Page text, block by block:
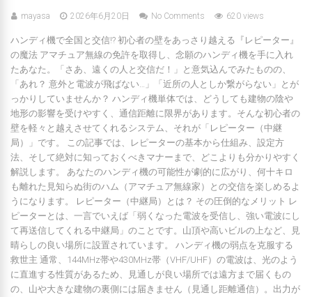
mayasa 2026年6月20日 No Comments 620 views
ハンディ機で全国と交信!? 初心者の壁をあっさり越える『レピーター』
の魔法 アマチュア無線の免許を取得し、念願のハンディ機を手に入れ
たあなた。「さあ、遠くの人と交信だ！」と意気込んでみたものの、
「あれ？ 意外と電波が飛ばない…」「近所の人としか繋がらない」とが
っかりしていませんか？ ハンディ機単体では、どうしても建物の陰や
地形の影響を受けやすく、通信距離に限界があります。そんな初心者の
壁を軽々と越えさせてくれるシステム、それが「レピーター（中継
局）」です。 この記事では、レピーターの基本から仕組み、設定方
法、そして絶対に知っておくべきマナーまで、どこよりも分かりやすく
解説します。 あなたのハンディ機の可能性が劇的に広がり、何十キロ
も離れた見知らぬ街のハム（アマチュア無線家）との交信を楽しめるよ
うになります。 レピーター（中継局）とは？ その圧倒的なメリット レ
ピーターとは、一言でいえば「弱くなった電波を受信し、強い電波にし
て再送信してくれる中継局」のことです。山頂や高いビルの上など、見
晴らしの良い場所に設置されています。 ハンディ機の弱点を克服する
救世主 通常、144MHz帯や430MHz帯（VHF/UHF）の電波は、光のよう
に直進する性質があるため、見通しが良い場所では遠方まで届くもの
の、山や大きな建物の裏側には届きません（見通し距離通信）。出力が